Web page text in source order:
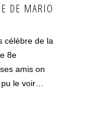
DE MARIO
célèbre de la
8e
amis on
le voir…